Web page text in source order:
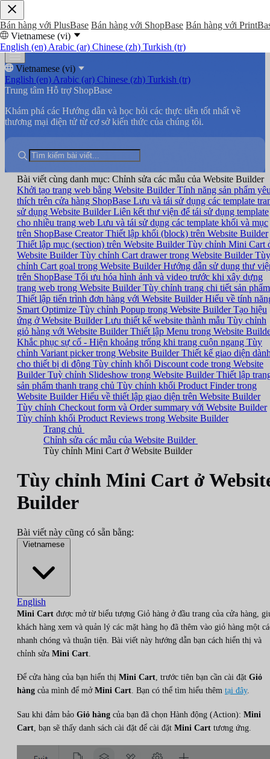
Bán hàng với PlusBase Bán hàng với ShopBase Bán hàng với
Vietnamese (vi)
English (en) Arabic (ar) Chinese (zh) Turkish (tr)
Vietnamese (vi)
English (en) Arabic (ar) Chinese (zh) Turkish (tr)
Trung tâm Hỗ trợ ShopBase
Khám phá các Hướng dẫn và học hỏi các thực tiễn tốt nhất về
thương mại điện tử từ cơ sở kiến thức của chúng tôi.
Bài viết cùng danh mục: Chỉnh sửa các mẫu của Website Builder
Khởi tạo trang web bằng Website BuilderTính năng sản phẩm
thích trên cửa hàng ShopBase Lưu và tái sử dụng các template
sử dụng Website BuilderLiên kết thư viện để tái sử dụng template
cho nhiều trang web Lưu và tái sử dụng các template khối và mục
trên ShopBase CreatorThiết lập khối (block) trên Website Builder
Thiết lập mục (section) trên Website BuilderTùy chỉnh Mini Cart
Website BuilderTùy chỉnh Cart drawer trong Website BuilderTùy
chỉnh Cart goal trong Website BuilderHướng dẫn sử dụng thư
trên ShopBase Tối ưu hóa hình ảnh và video trước khi xây dựng
trang web trong Website BuilderTùy chỉnh trang chi tiết sản phẩm
Thiết lập tiến trình đơn hàng với Website BuilderHiểu về tính
Smart Optimize Tùy chỉnh Popup trong Website BuilderTạo hiệu
ứng ở Website BuilderLưu thiết kế website thành mẫu Tùy chỉnh
giỏ hàng với Website BuilderThiết lập Menu trong Website
Khắc phục sự cố - Hiện khoảng trống khi trang cuộn ngang Tùy
chỉnh Variant picker trong Website BuilderThiết kế giao diện
cho thiết bị di động Tùy chỉnh khối Discount code trong Website
BuilderTuỳ chỉnh Slideshow trong Website BuilderThiết lập
sản phẩm thanh trang chủ Tùy chỉnh khối Product Finder trong
Website BuilderHiểu về thiết lập giao diện trên Website Builder
Tùy chỉnh Checkout form và Order summary với Website Builder
Tùy chỉnh khối Product Reviews trong Website Builder
Trang chủ
Chỉnh sửa các mẫu của Website Builder
Tùy chỉnh Mini Cart ở Website Builder
Tùy chỉnh Mini Cart ở
Builder
Bài viết này cũng có sẵn bằng:
Vietnamese
English
Mini Cart được mở từ biểu tượng Giỏ hàng ở đầu trang của cửa hàng,
khách hàng xem và quản lý các mặt hàng họ đã thêm vào giỏ hàng một
nhanh chóng và thuận tiện. Bài viết này hướng dẫn bạn cách hiển thị và
chỉnh sửa Mini Cart
Để cửa hàng của bạn hiển thị Mini Cart, trước tiên bạn cần cài đặt Giỏ
hàng của mình để mở Mini Cart. Bạn có thể tìm hiểu thêm tại đây.
Sau khi đảm bảo Giỏ hàng của bạn đã chọn Hành động (Action): Mini
Cart , bạn sẽ thấy danh sách cài đặt để cài đặt Mini Cart tương ứng.